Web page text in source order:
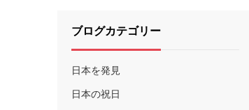
ブログカテゴリー
日本を発見
日本の祝日